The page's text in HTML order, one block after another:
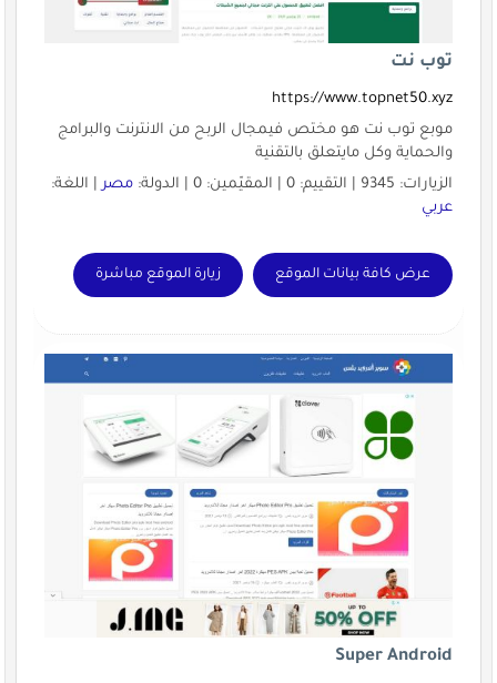
توب نت
https://www.topnet50.xyz
موبع توب نت هو مختص فيمجال الربح من الانترنت والبرامج
والحماية وكل مايتعلق بالتقنية
الزيارات: 9345 | التقييم: 0 | المقيّمين: 0 | الدولة:
مصر| اللغة:
عربي
عرض كافة بيانات الموقع زيارة الموقع مباشرة
Super Android